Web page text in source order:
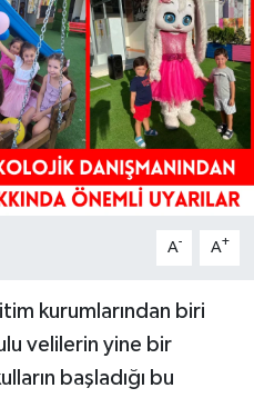
A- A+
kurumlarından biri
velilerin yine bir
başladığı bu